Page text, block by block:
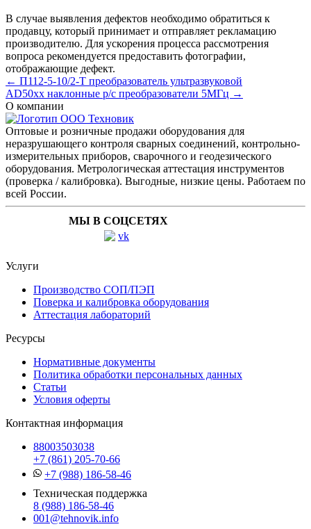
В случае выявления дефектов необходимо обратиться к
продавцу, который принимает и отправляет рекламацию
производителю. Для ускорения процесса рассмотрения
вопроса рекомендуется предоставить фотографии,
отображающие дефект.
← П112-5-10/2-Т преобразователь ультразвуковой
AD50xx наклонные р/с преобразователи 5МГц →
О компании
Оптовые и розничные продажи оборудования для
неразрушающего контроля сварных соединений, контрольно-
измерительных приборов, сварочного и геодезического
оборудования. Метрологическая аттестация инструментов
(проверка / калибровка). Выгодные, низкие цены. Работаем по
всей России.
МЫ В СОЦСЕТЯХ
Услуги
Производство СОП/ПЭП
Поверка и калибровка оборудования
Аттестация лабораторий
Ресурсы
Нормативные документы
Политика обработки персональных данных
Статьи
Условия оферты
Контактная информация
88003503038
+7 (861) 205-70-66
+7 (988) 186-58-46
Техническая поддержка
8 (988) 186-58-46
001@tehnovik.info